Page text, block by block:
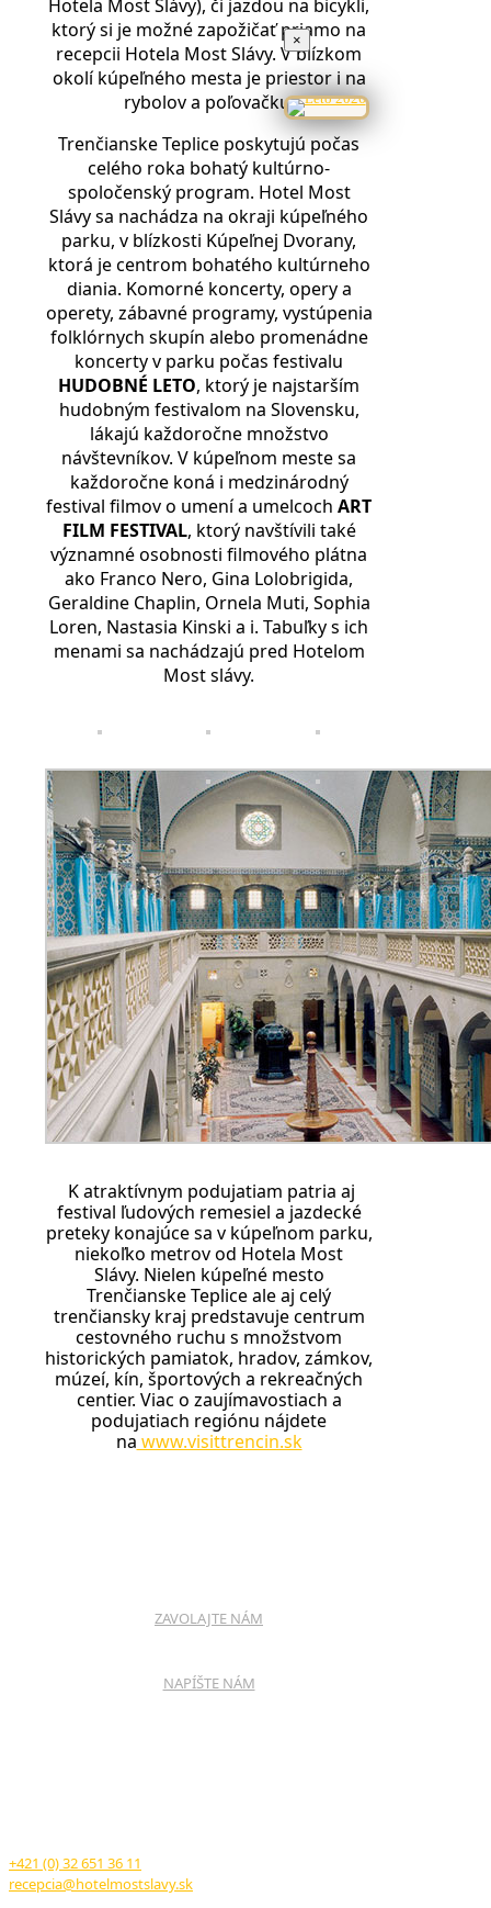
Hotela Most Slávy), či jazdou na bicykli,
ktorý si je možné zapožičať priamo na
recepcii Hotela Most Slávy. V blízkom
okolí kúpeľného mesta je priestor i na
rybolov a poľovačku.
Trenčianske Teplice poskytujú počas
celého roka bohatý kultúrno-
spoločenský program. Hotel Most
Slávy sa nachádza na okraji kúpeľného
parku, v blízkosti Kúpeľnej Dvorany,
ktorá je centrom bohatého kultúrneho
diania. Komorné koncerty, opery a
operety, zábavné programy, vystúpenia
folklórnych skupín alebo promenádne
koncerty v parku počas festivalu
HUDOBNÉ LETO, ktorý je najstarším
hudobným festivalom na Slovensku,
lákajú každoročne množstvo
návštevníkov. V kúpeľnom meste sa
každoročne koná i medzinárodný
festival filmov o umení a umelcoch ART
FILM FESTIVAL, ktorý navštívili také
významné osobnosti filmového plátna
ako Franco Nero, Gina Lolobrigida,
Geraldine Chaplin, Ornela Muti, Sophia
Loren, Nastasia Kinski a i. Tabuľky s ich
menami sa nachádzajú pred Hotelom
Most slávy.
K atraktívnym podujatiam patria aj
festival ľudových remesiel a jazdecké
preteky konajúce sa v kúpeľnom parku,
niekoľko metrov od Hotela Most
Slávy. Nielen kúpeľné mesto
Trenčianske Teplice ale aj celý
trenčiansky kraj predstavuje centrum
cestovného ruchu s množstvom
historických pamiatok, hradov, zámkov,
múzeí, kín, športových a rekreačných
centier. Viac o zaujímavostiach a
podujatiach regiónu nájdete
na www.visittrencin.sk
ZAVOLAJTE NÁM
NAPÍŠTE NÁM
+421 (0) 32 651 36 11
recepcia@hotelmostslavy.sk
×